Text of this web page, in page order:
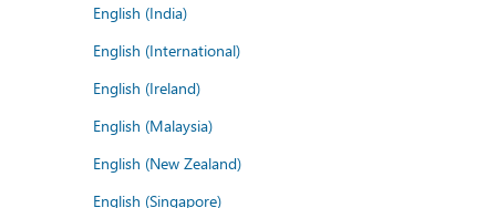
English (India)
English (International)
English (Ireland)
English (Malaysia)
English (New Zealand)
English (Singapore)